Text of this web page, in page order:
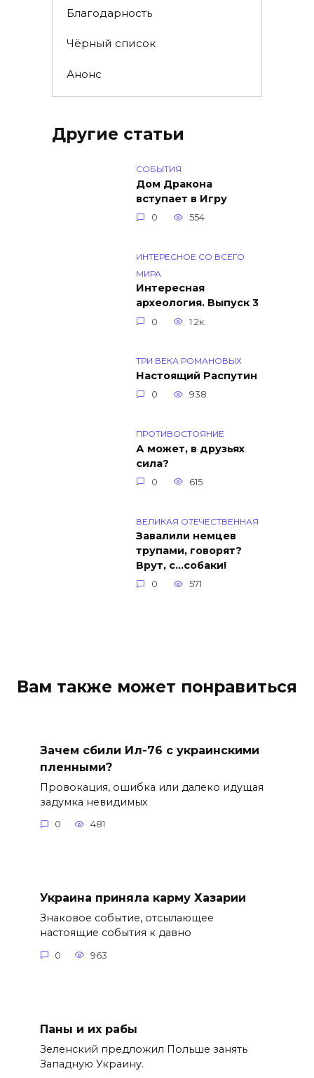
Благодарность
Чёрный список
Анонс
Другие статьи
СОБЫТИЯ
Дом Дракона
вступает в Игру
0 554
ИНТЕРЕСНОЕ СО ВСЕГО
МИРА
Интересная
археология. Выпуск 3
0 1.2к.
ТРИ ВЕКА РОМАНОВЫХ
Настоящий Распутин
0 938
ПРОТИВОСТОЯНИЕ
А может, в друзьях
сила?
0 615
ВЕЛИКАЯ ОТЕЧЕСТВЕННАЯ
Завалили немцев
трупами, говорят?
Врут, с…собаки!
0 571
Вам также может понравиться
Зачем сбили Ил-76 с украинскими
пленными?
Провокация, ошибка или далеко идущая
задумка невидимых
0 481
Украина приняла карму Хазарии
Знаковое событие, отсылающее
настоящие события к давно
0 963
Паны и их рабы
Зеленский предложил Польше занять
Западную Украину.